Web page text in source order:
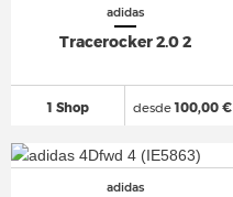
adidas
Tracerocker 2.0 2
1 Shop desde100,00 €
adidas